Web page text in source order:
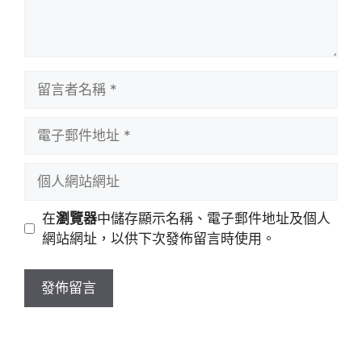
址
站
址
在瀏覽器中儲存顯示名稱、電子郵件地址及個人
網站網址，以供下次發佈留言時使用。